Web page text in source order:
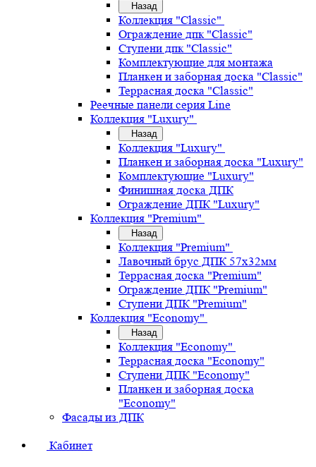
Назад
Коллекция "Classic"
Ограждение дпк "Classic"
Ступени дпк "Classic"
Комплектующие для монтажа
Планкен и заборная доска "Classic"
Террасная доска "Classic"
Реечные панели серия Line
Коллекция "Luxury"
Назад
Коллекция "Luxury"
Планкен и заборная доска "Luxury"
Комплектующие "Luxury"
Финишная доска ДПК
Ограждение ДПК "Luxury"
Коллекция "Premium"
Назад
Коллекция "Premium"
Лавочный брус ДПК 57х32мм
Террасная доска "Premium"
Ограждение ДПК "Premium"
Ступени ДПК "Premium"
Коллекция "Economy"
Назад
Коллекция "Economy"
Террасная доска "Economy"
Ступени ДПК "Economy"
Планкен и заборная доска
"Economy"
Фасады из ДПК
Кабинет